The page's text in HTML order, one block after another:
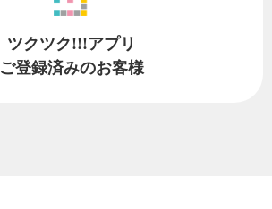
ツクツク!!!アプリ
ご登録済みのお客様